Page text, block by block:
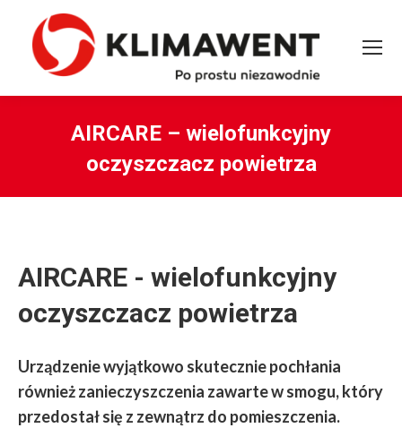
AIRCARE – wielofunkcyjny
oczyszczacz powietrza
AIRCARE - wielofunkcyjny
oczyszczacz powietrza
Urządzenie wyjątkowo skutecznie pochłania
również zanieczyszczenia zawarte w smogu, który
przedostał się z zewnątrz do pomieszczenia.